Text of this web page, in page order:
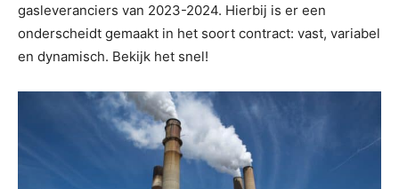
gasleveranciers van 2023-2024. Hierbij is er een
onderscheidt gemaakt in het soort contract: vast, variabel
en dynamisch. Bekijk het snel!